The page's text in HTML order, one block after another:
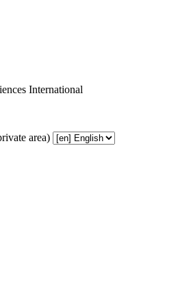
International
area)